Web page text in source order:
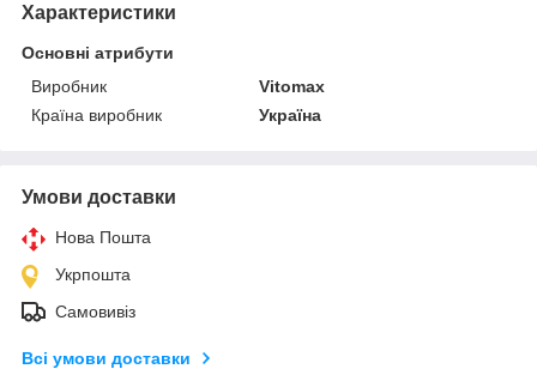
Характеристики
Основні атрибути
Виробник
Vitomax
Країна виробник
Україна
Умови доставки
Нова Пошта
Укрпошта
Самовивіз
Всі умови доставки